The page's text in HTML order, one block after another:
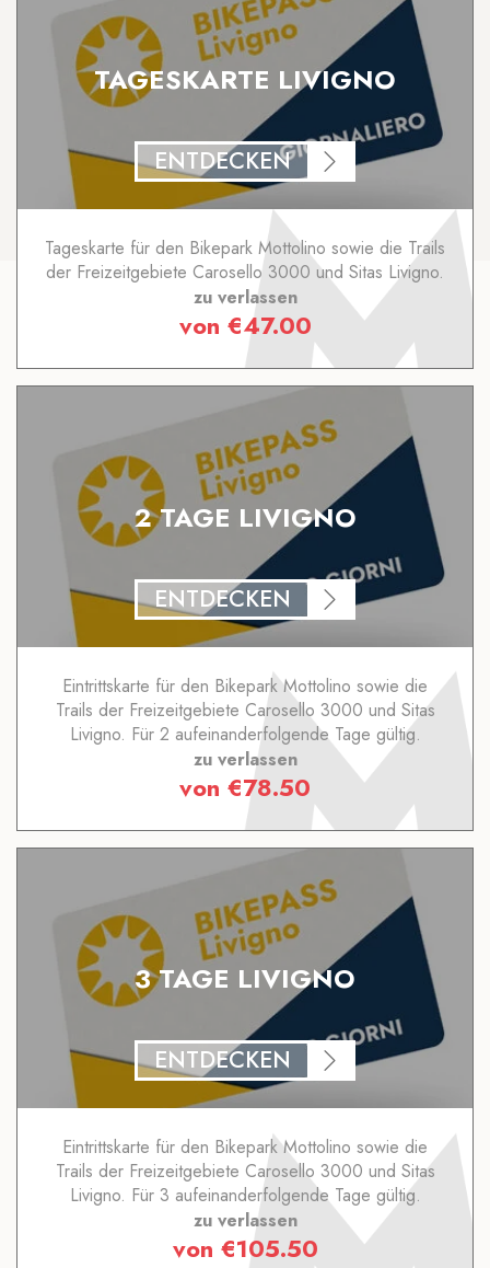
TAGESKARTE LIVIGNO
ENTDECKEN
Tageskarte für den Bikepark Mottolino sowie die Trails
der Freizeitgebiete Carosello 3000 und Sitas Livigno.
zu verlassen
von €47.00
2 TAGE LIVIGNO
ENTDECKEN
Eintrittskarte für den Bikepark Mottolino sowie die
Trails der Freizeitgebiete Carosello 3000 und Sitas
Livigno. Für 2 aufeinanderfolgende Tage gültig.
zu verlassen
von €78.50
3 TAGE LIVIGNO
ENTDECKEN
Eintrittskarte für den Bikepark Mottolino sowie die
Trails der Freizeitgebiete Carosello 3000 und Sitas
Livigno. Für 3 aufeinanderfolgende Tage gültig.
zu verlassen
von €105.50